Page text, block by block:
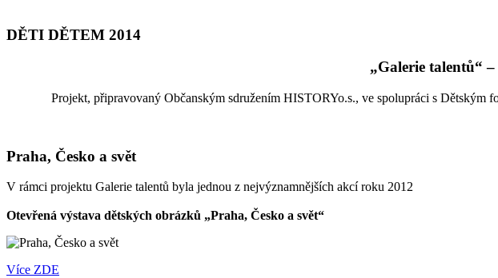
DĚTI DĚTEM 2014
„Galerie talentů“
Projekt, připravovaný Občanským sdružením HISTORYo.s., ve spolupráci s
Praha, Česko a svět
V rámci projektu Galerie talentů byla jednou z nejvýznamnějších akcí roku 2012
Otevřená výstava dětských obrázků „Praha, Česko a svět“
Více ZDE